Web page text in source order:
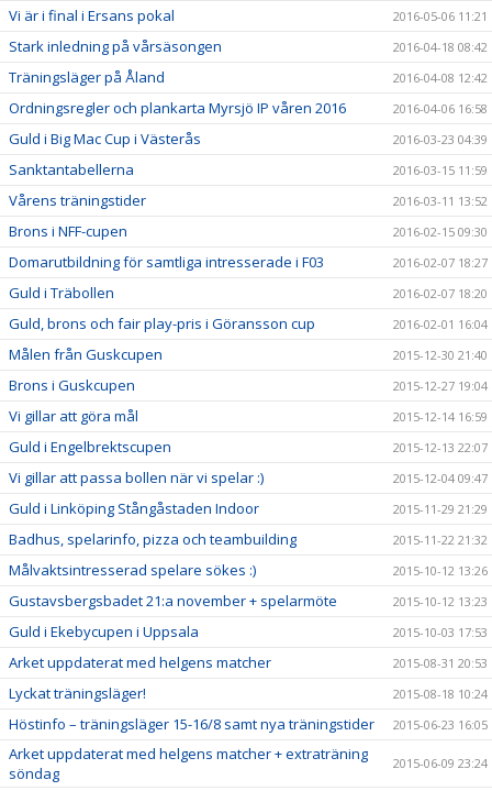
Vi är i final i Ersans pokal 2016-05-06 11:21
Stark inledning på vårsäsongen 2016-04-18 08:42
Träningsläger på Åland 2016-04-08 12:42
Ordningsregler och plankarta Myrsjö IP våren 2016 2016-04-06 16:58
Guld i Big Mac Cup i Västerås 2016-03-23 04:39
Sanktantabellerna 2016-03-15 11:59
Vårens träningstider 2016-03-11 13:52
Brons i NFF-cupen 2016-02-15 09:30
Domarutbildning för samtliga intresserade i F03 2016-02-07 18:27
Guld i Träbollen 2016-02-07 18:20
Guld, brons och fair play-pris i Göransson cup 2016-02-01 16:04
Målen från Guskcupen 2015-12-30 21:40
Brons i Guskcupen 2015-12-27 19:04
Vi gillar att göra mål 2015-12-14 16:59
Guld i Engelbrektscupen 2015-12-13 22:07
Vi gillar att passa bollen när vi spelar :) 2015-12-04 09:47
Guld i Linköping Stångåstaden Indoor 2015-11-29 21:29
Badhus, spelarinfo, pizza och teambuilding 2015-11-22 21:32
Målvaktsintresserad spelare sökes :) 2015-10-12 13:26
Gustavsbergsbadet 21:a november + spelarmöte 2015-10-12 13:23
Guld i Ekebycupen i Uppsala 2015-10-03 17:53
Arket uppdaterat med helgens matcher 2015-08-31 20:53
Lyckat träningsläger! 2015-08-18 10:24
Höstinfo – träningsläger 15-16/8 samt nya träningstider 2015-06-23 16:05
Arket uppdaterat med helgens matcher + extraträning
söndag
2015-06-09 23:24